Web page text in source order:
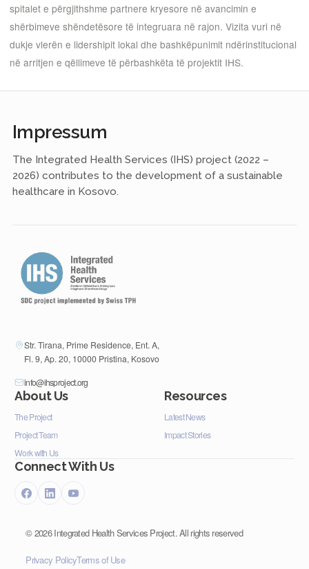
spitalet e përgjithshme partnere kryesore në avancimin e
shërbimeve shëndetësore të integruara në rajon. Vizita vuri në
dukje vlerën e lidershipit lokal dhe bashkëpunimit ndërinstitucional
në arritjen e qëllimeve të përbashkëta të projektit IHS.
Impressum
The Integrated Health Services (IHS) project (2022 –
2026) contributes to the development of a sustainable
healthcare in Kosovo.
Str. Tirana, Prime Residence, Ent. A,
Fl. 9, Ap. 20, 10000 Pristina, Kosovo
info@ihsproject.org
About Us
The Project
Project Team
Work with Us
Resources
Latest News
Impact Stories
Connect With Us
©2026Integrated Health Services Project. All rights reserved
Privacy PolicyTerms of Use